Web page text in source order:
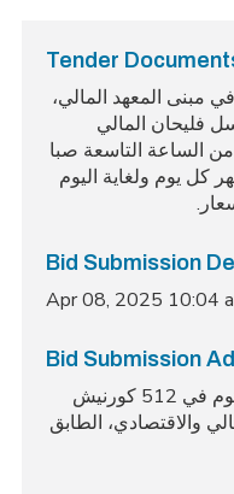
Tender
مبنى المعهد المالي،
فليحان المالي
من الساعة التاسعة صبا
كل يوم ولغاية اليوم
.
Bid Submission
Apr 08, 2025 10:04
Bid Submission
تقدّم العروض خطياً في غلاف مختوم في 512 كورنيش
والاقتصادي، الطابق